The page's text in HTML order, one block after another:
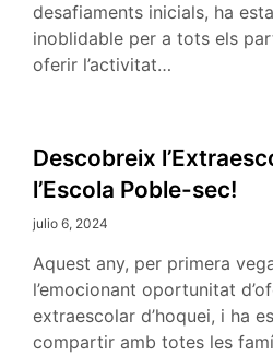
desafiaments inicials, ha
inoblidable per a tots els
oferir l’activitat…
Descobreix
l’Escola Poble-sec!
julio 6, 2024
Aquest any, per primera
l’emocionant oportunitat
extraescolar d’hoquei, i ha
compartir amb totes les